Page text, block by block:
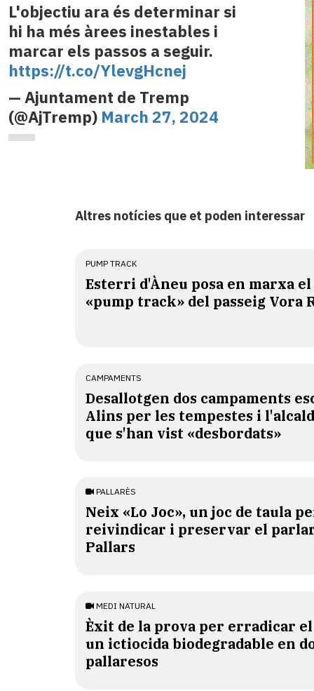
L'objectiu ara és determinar si
hi ha més àrees inestables i
marcar els passos a seguir.
https://t.co/YlevgHcnej
— Ajuntament de Tremp
(@AjTremp) March 27, 2024
Altres notícies que et poden interessar
PUMP TRACK
Esterri d'Àneu posa en marxa
«pump track» del passeig Vora
CAMPAMENTS
​Desallotgen dos campaments
Alins per les tempestes i
que s'han vist «desbordats»
PALLARÈS
​Neix «Lo Joc», un joc de taula
reivindicar i preservar el
Pallars
MEDI NATURAL
Èxit de la prova per erradicar
un ictiocida biodegradable en
pallaresos